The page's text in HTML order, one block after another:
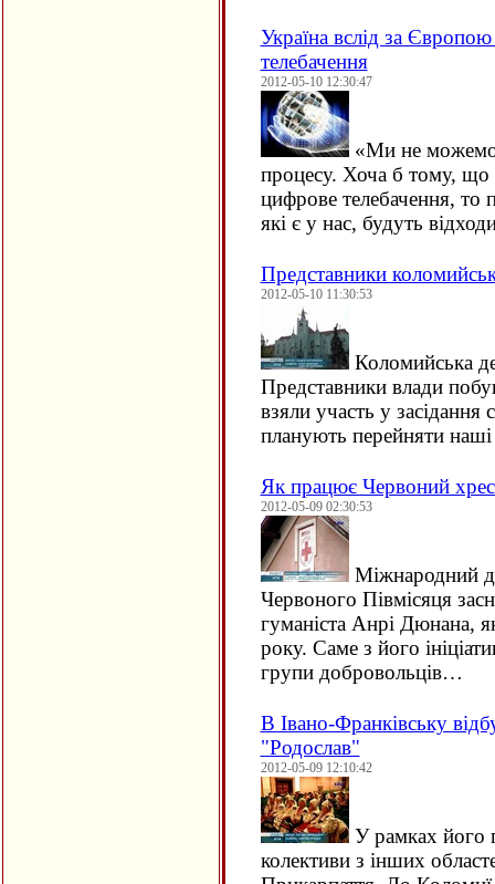
Україна вслід за
телебачення
2012-05-10 12:30:47
«Ми не можемо
процесу. Хоча б тому, що
цифрове телебачення, то
які є у нас, будуть
Представники
2012-05-10 11:30:53
Коломийська
Представники влади
взяли участь у засідання
планують перейняти
Як працює Червоний
2012-05-09 02:30:53
Міжнародний
Червоного Півмісяця
гуманіста Анрі Дюнана,
року. Саме з його
групи добровольців…
В Івано-Франківську
"Родослав"
2012-05-09 12:10:42
У рамках його
колективи з інших